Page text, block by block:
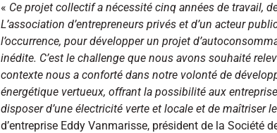
« Ce projet collectif a nécessité cinq années de travail,
L’association d’entrepreneurs privés et d’un acteur
l’occurrence, pour développer un projet
inédite. C’est le challenge que nous avons souhaité
contexte nous a conforté dans notre volonté de
énergétique vertueux, offrant la possibilité aux
disposer d’une électricité verte et locale et de maîtriser
d’entreprise Eddy Vanmarisse, président de la Société